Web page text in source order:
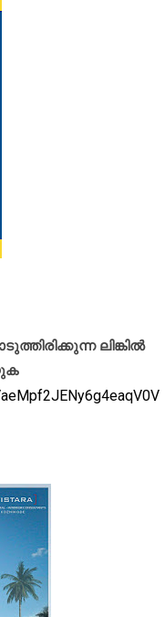
ലിങ്കിൽ